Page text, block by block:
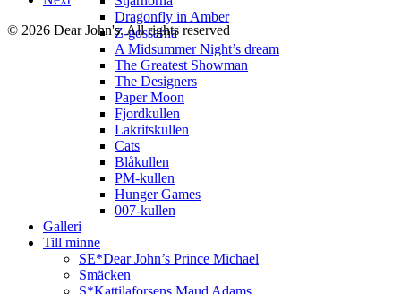
Dragonfly in Amber
Z-gossarna
A Midsummer Night’s dream
The Greatest Showman
The Designers
Paper Moon
Fjordkullen
Lakritskullen
Cats
Blåkullen
PM-kullen
Hunger Games
007-kullen
Galleri
Till minne
SE*Dear John’s Prince Michael
Smäcken
© 2026 Dear John's. All rights reserved